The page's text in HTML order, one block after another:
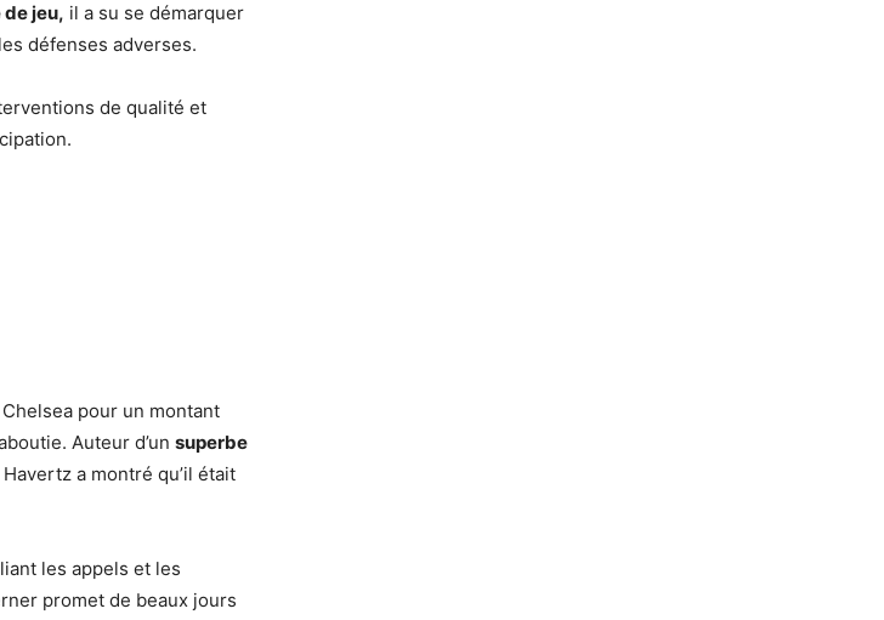
jeu, il a su se démarquer
défenses adverses.
de qualité et
pour un montant
Auteur d’un superbe
a montré qu’il était
les appels et les
promet de beaux jours